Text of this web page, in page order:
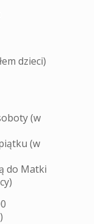
dzieci)
(w
(w
do Matki